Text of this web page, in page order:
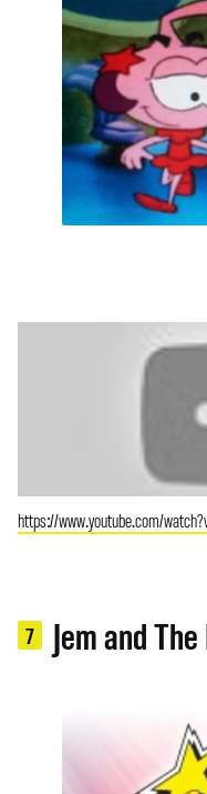
https://www.youtube.com/
7 Jem and